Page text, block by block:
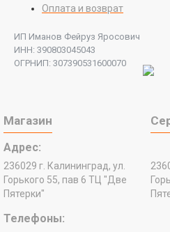
Оплата и возврат
ИП Иманов Фейруз Яросович
ИНН: 390803045043
ОГРНИП: 307390531600070
Магазин
Адрес:
236029 г. Калининград, ул.
Горького 55, пав 6 ТЦ "Две
Пятерки"
Телефоны: